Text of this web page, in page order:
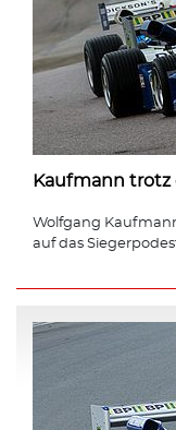
Kaufmann trotz
Wolfgang
auf das